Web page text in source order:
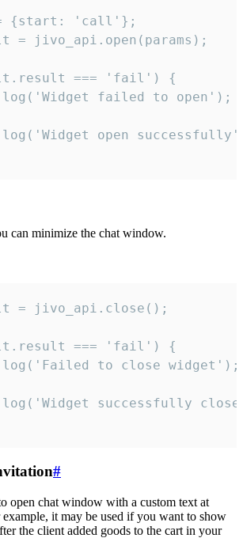
= {start: 'call'};
= jivo_api.open(params);
=== 'fail') {
failed to open');
open
can minimize the chat window.
= jivo_api.close();
=== 'fail') {
to close widget');
successfully
#
open chat window with a custom text at
it may be used if you want to show
the client added goods to the cart in your